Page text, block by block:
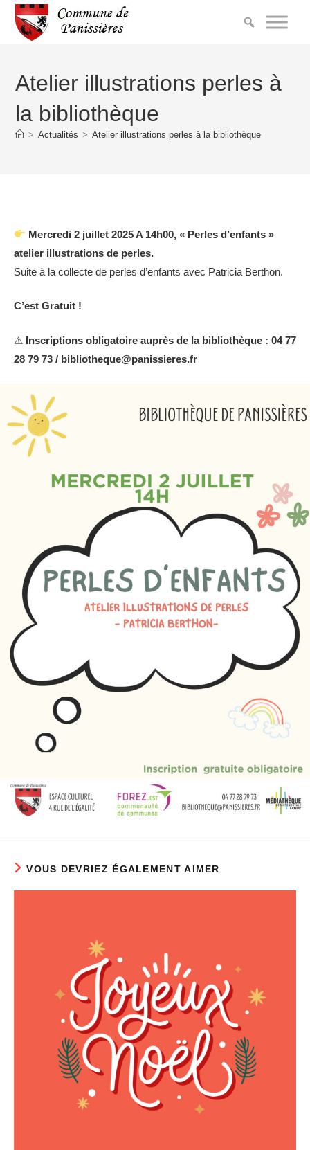
Atelier illustrations perles à
la bibliothèque
> Actualités > Atelier illustrations perles à la bibliothèque
Mercredi 2 juillet 2025 A 14h00, « Perles d’enfants »
atelier illustrations de perles.
Suite à la collecte de perles d’enfants avec Patricia Berthon.
C’est Gratuit !
⚠ Inscriptions obligatoire auprès de la bibliothèque : 04 77
28 79 73 / bibliotheque@panissieres.fr
VOUS DEVRIEZ ÉGALEMENT AIMER